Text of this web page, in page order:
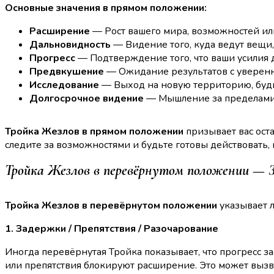
Основные значения в прямом положении:
Расширение — Рост вашего мира, возможностей
Дальновидность — Видение того, куда ведут
Прогресс— Подтверждение того, что ваши
Предвкушение — Ожидание результатов с
Исследование — Выход на новую территорию,
Долгосрочное видение — Мышление за
Тройка Жезлов в прямом положении призывает вас
следите за возможностями и будьте готовы действовать,
Тройка Жезлов в перевёрнутом положении —
Тройка Жезлов в перевёрнутом положении указывает
1. Задержки / Препятствия / Разочарование
Иногда перевёрнутая Тройка показывает, что
или препятствия блокируют расширение. Это может